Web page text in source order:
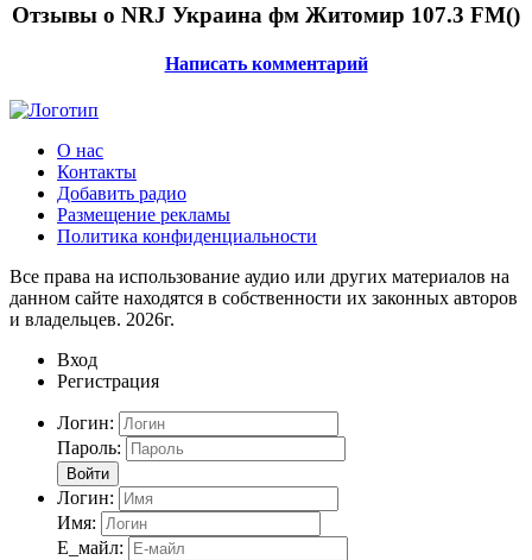
Отзывы о NRJ Украина фм Житомир 107.3 FM()
Написать комментарий
О нас
Контакты
Добавить радио
Размещение рекламы
Политика конфиденциальности
Все права на использование аудио или других материалов на
данном сайте находятся в собственности их законных авторов
и владельцев. 2026г.
Вход
Регистрация
Логин:
Пароль:
Войти
Логин:
Имя:
Е_майл: